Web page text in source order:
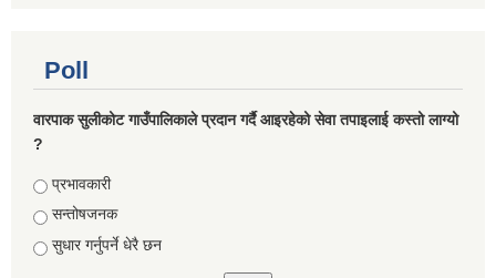
Poll
वारपाक सुलीकोट गाउँपालिकाले प्रदान गर्दै आइरहेको सेवा तपाइलाई कस्तो लाग्यो
?
Choices
प्रभावकारी
सन्तोषजनक
सुधार गर्नुपर्ने धेरै छन